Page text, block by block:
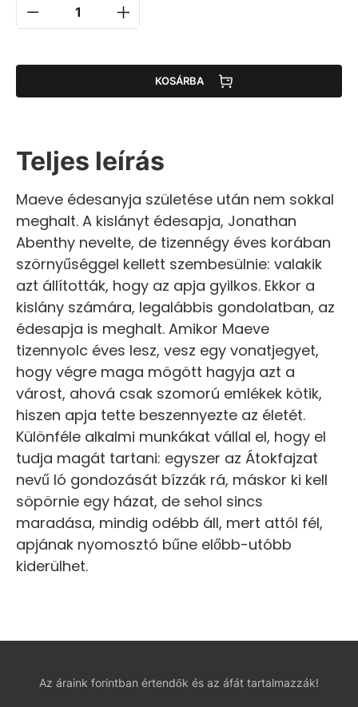
KOSÁRBA
Teljes leírás
Maeve édesanyja születése után nem sokkal
meghalt. A kislányt édesapja, Jonathan
Abenthy nevelte, de tizennégy éves korában
szörnyűséggel kellett szembesülnie: valakik
azt állították, hogy az apja gyilkos. Ekkor a
kislány számára, legalábbis gondolatban, az
édesapja is meghalt. Amikor Maeve
tizennyolc éves lesz, vesz egy vonatjegyet,
hogy végre maga mögött hagyja azt a
várost, ahová csak szomorú emlékek kötik,
hiszen apja tette beszennyezte az életét.
Különféle alkalmi munkákat vállal el, hogy el
tudja magát tartani: egyszer az Átokfajzat
nevű ló gondozását bízzák rá, máskor ki kell
söpörnie egy házat, de sehol sincs
maradása, mindig odébb áll, mert attól fél,
apjának nyomosztó bűne előbb-utóbb
kiderülhet.
Az áraink forintban értendők és az áfát tartalmazzák!